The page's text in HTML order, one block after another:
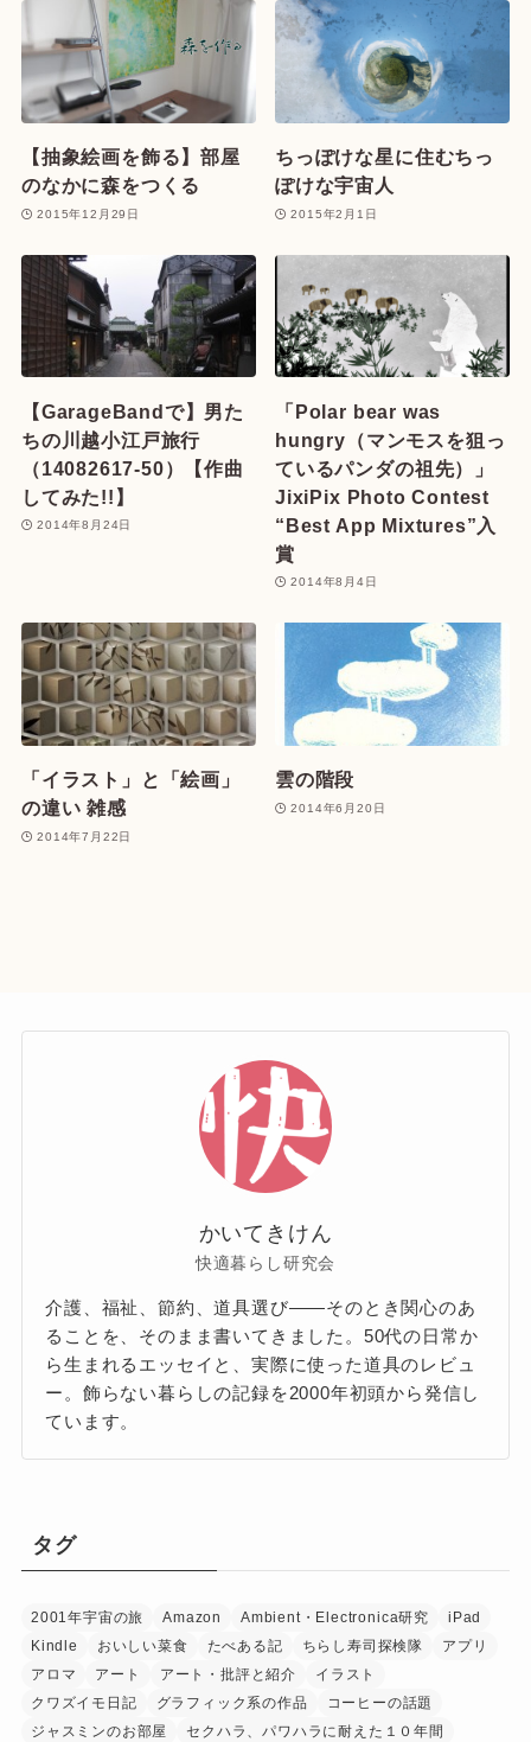
【抽象絵画を飾る】部屋
のなかに森をつくる
2015年12月29日
ちっぽけな星に住むちっ
ぽけな宇宙人
2015年2月1日
【GarageBandで】男た
ちの川越小江戸旅行
（14082617-50）【作曲
してみた!!】
2014年8月24日
「Polar bear was
hungry（マンモスを狙っ
ているパンダの祖先）」
JixiPix Photo Contest
“Best App Mixtures”入
賞
2014年8月4日
「イラスト」と「絵画」
の違い 雑感
2014年7月22日
雲の階段
2014年6月20日
かいてきけん
快適暮らし研究会
介護、福祉、節約、道具選び——そのとき関心のあ
ることを、そのまま書いてきました。50代の日常か
ら生まれるエッセイと、実際に使った道具のレビュ
ー。飾らない暮らしの記録を2000年初頭から発信し
ています。
タグ
2001年宇宙の旅 Amazon Ambient・Electronica研究
iPad
Kindle
おいしい菜食 たべある記 ちらし寿司探検隊
アプリ
アロマ
アート アート・批評と紹介
イラスト
クワズイモ日記
グラフィック系の作品
コーヒーの話題
ジャスミンのお部屋
セクハラ、パワハラに耐えた１０年間